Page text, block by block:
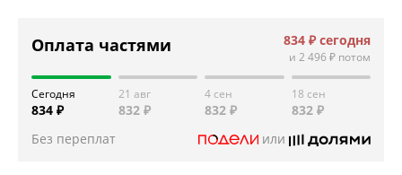
Оплата частями 834 ₽ сегодня
и 2 496 ₽ потом
Сегодня
834 ₽
21 авг
832 ₽
4 сен
832 ₽
18 сен
832 ₽
Без переплат
или